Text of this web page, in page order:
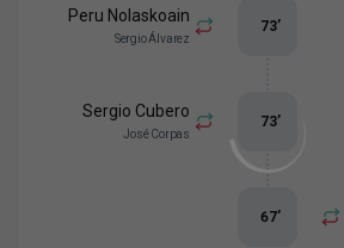
Peru Nolaskoain
Sergio Álvarez
73’
Sergio Cubero
José Corpas
73’
67’